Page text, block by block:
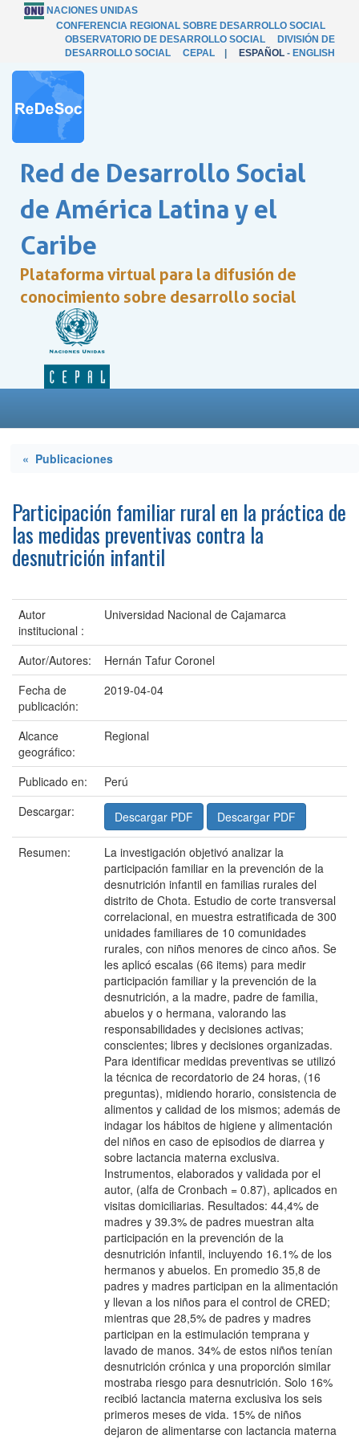
NACIONES UNIDAS
CONFERENCIA REGIONAL SOBRE DESARROLLO SOCIAL
OBSERVATORIO DE DESARROLLO SOCIAL
DIVISIÓN DE
DESARROLLO SOCIAL
CEPAL ESPAÑOL - ENGLISH
Red de Desarrollo Social
de América Latina y el
Caribe
Plataforma virtual para la difusión de
conocimiento sobre desarrollo social
« Publicaciones
Participación familiar rural en la práctica de
las medidas preventivas contra la
desnutrición infantil
Autor
institucional :
Universidad Nacional de Cajamarca
Autor/Autores:
Hernán Tafur Coronel
Fecha de
publicación:
2019-04-04
Alcance
geográfico:
Regional
Publicado en:
Perú
Descargar:
Descargar PDF Descargar PDF
Resumen:
La investigación objetivó analizar la
participación familiar en la prevención de la
desnutrición infantil en familias rurales del
distrito de Chota. Estudio de corte transversal
correlacional, en muestra estratificada de 300
unidades familiares de 10 comunidades
rurales, con niños menores de cinco años. Se
les aplicó escalas (66 items) para medir
participación familiar y la prevención de la
desnutrición, a la madre, padre de familia,
abuelos y o hermana, valorando las
responsabilidades y decisiones activas;
conscientes; libres y decisiones organizadas.
Para identificar medidas preventivas se utilizó
la técnica de recordatorio de 24 horas, (16
preguntas), midiendo horario, consistencia de
alimentos y calidad de los mismos; además de
indagar los hábitos de higiene y alimentación
del niños en caso de episodios de diarrea y
sobre lactancia materna exclusiva.
Instrumentos, elaborados y validada por el
autor, (alfa de Cronbach = 0.87), aplicados en
visitas domiciliarias. Resultados: 44,4% de
madres y 39.3% de padres muestran alta
participación en la prevención de la
desnutrición infantil, incluyendo 16.1% de los
hermanos y abuelos. En promedio 35,8 de
padres y madres participan en la alimentación
y llevan a los niños para el control de CRED;
mientras que 28,5% de padres y madres
participan en la estimulación temprana y
lavado de manos. 34% de estos niños tenían
desnutrición crónica y una proporción similar
mostraba riesgo para desnutrición. Solo 16%
recibió lactancia materna exclusiva los seis
primeros meses de vida. 15% de niños
dejaron de alimentarse con lactancia materna